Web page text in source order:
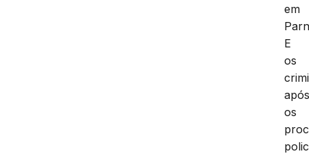
em
E
os
os